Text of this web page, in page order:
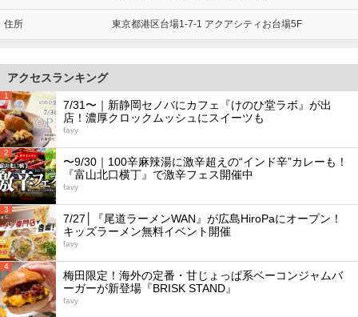
住所 東京都港区台場1-7-1 アクアシティお台場5F
アクセスランキング
1
7/31〜｜新静岡セノバにカフェ『けのひ堂ラボ』が出
店！濃厚クロックムッシュにスイーツも
favy
2
〜9/30｜100辛麻辣湯に激辛超えの“インド辛”カレーも！
『富山北口横丁』で激辛フェス開催中
favy
3
7/27│『尾道ラーメンWAN』が広島HiroPaにオープン！
キッズラーメン無料イベント開催
favy
4
梅田限定！海外の定番・甘じょっぱ系ベーコンジャムバ
ーガーが新登場『BRISK STAND』
favy